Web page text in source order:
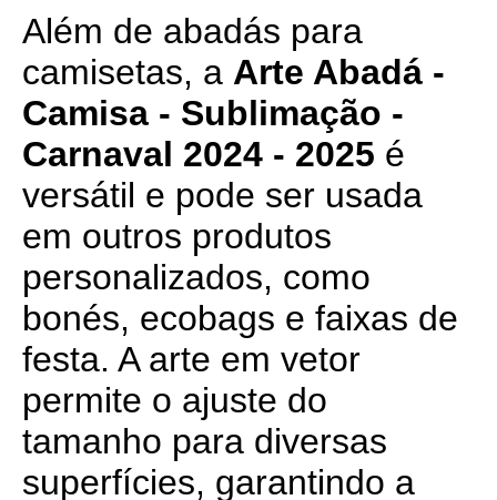
Além de abadás para
camisetas, a Arte Abadá -
Camisa - Sublimação -
Carnaval 2024 - 2025 é
versátil e pode ser usada
em outros produtos
personalizados, como
bonés, ecobags e faixas de
festa. A arte em vetor
permite o ajuste do
tamanho para diversas
superfícies, garantindo a